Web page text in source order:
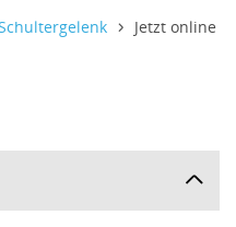
Jetzt online